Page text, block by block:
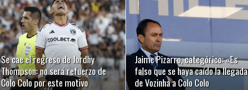
Se cae el regreso de Jordhy
Thompson: no será refuerzo de
Colo Colo por este motivo
LEER MÁS
Jaime Pizarro, categórico: «Es
falso que se haya caído la llegada
de Vozinha a Colo Colo
LEER MÁS